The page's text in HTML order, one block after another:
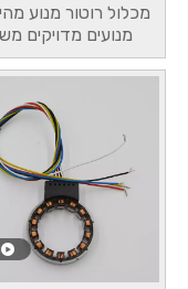
מכלול רוטור מנוע
מנועים מדויקים
היעילות